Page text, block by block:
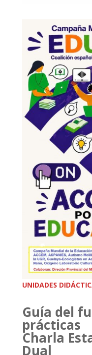
UNIDADES
Guía del
prácticas
Charla
Dual